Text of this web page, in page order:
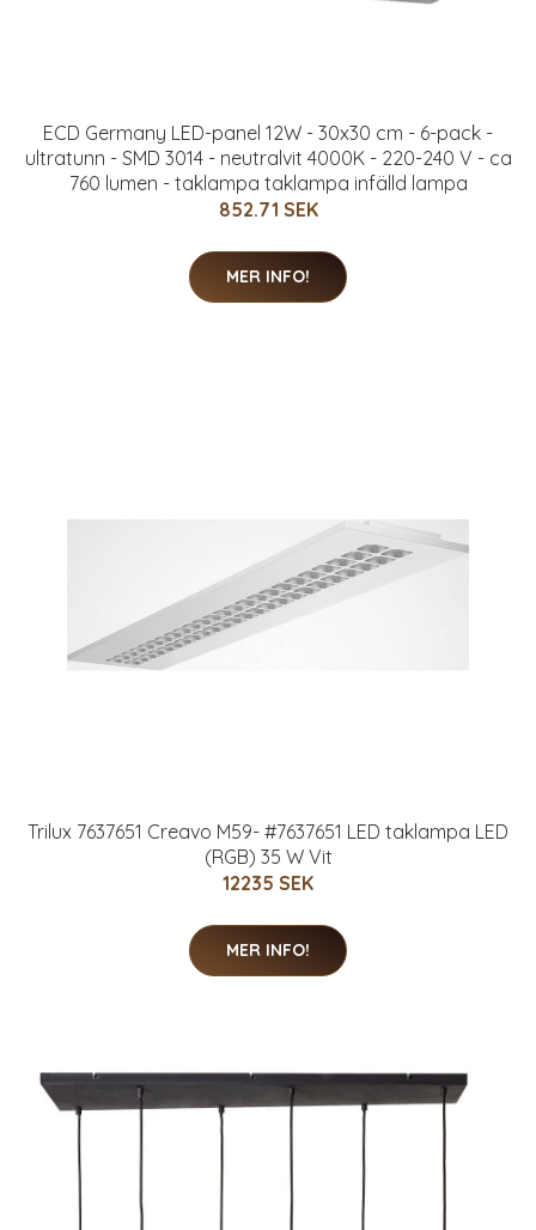
ECD Germany LED-panel 12W - 30x30 cm - 6-pack -
ultratunn - SMD 3014 - neutralvit 4000K - 220-240 V - ca
760 lumen - taklampa taklampa infälld lampa
852.71 SEK
MER INFO!
Trilux 7637651 Creavo M59- #7637651 LED taklampa LED
(RGB) 35 W Vit
12235 SEK
MER INFO!